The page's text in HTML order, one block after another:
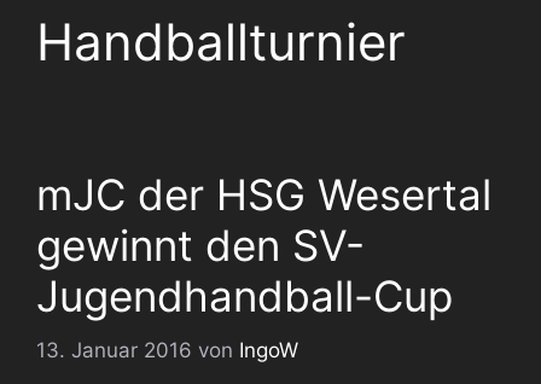
Handballturnier
mJC der HSG Wesertal
gewinnt den SV-
Jugendhandball-Cup
13. Januar 2016 von IngoW